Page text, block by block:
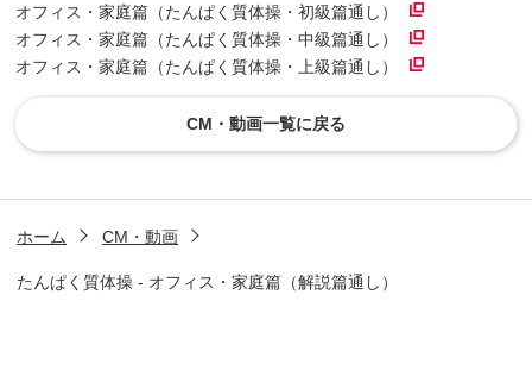
オフィス・家庭篇（たんぱく質体操・初級篇通し）
オフィス・家庭篇（たんぱく質体操・中級篇通し）
オフィス・家庭篇（たんぱく質体操・上級篇通し）
CM・動画一覧に戻る
ホーム CM・動画
たんぱく質体操 - オフィス・家庭篇（解説篇通し）